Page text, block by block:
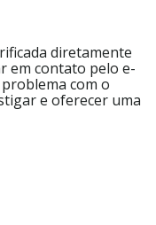
diretamente
em contato pelo e-
com o
e oferecer uma